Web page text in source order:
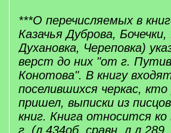
***О перечисляемых в
Казачья Дуброва, Бочечки,
Духановка, Череповка)
верст до них "от г.
Конотова". В книгу
поселившихся черкас,
пришел, выписки из
книг. Книга относится ко
г. (л.434об, сравн.